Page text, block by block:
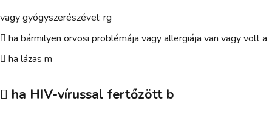
vagy gyógyszerészével: rg
 ha bármilyen orvosi problémája vagy allergiája van vagy volt a
 ha lázas m
 ha HIV-vírussal fertőzött b